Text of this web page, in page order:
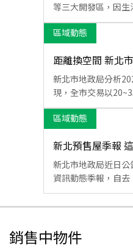
等三大開發區，因生
區域動態
距離換空間 新北
新北市地政局分析
現，全市交易以
區域動態
新北預售屋季報
新北市地政局近日
資訊動態季報，自去
銷售中物件